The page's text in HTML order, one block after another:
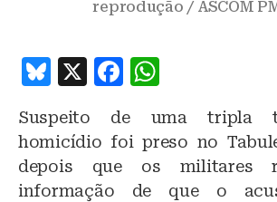
reprodução / ASCOM
B
e
s
k
X
F
c
e
b
at
s
A
Suspeito de uma tripla
homicídio foi preso no
depois que os militares
informação de que o